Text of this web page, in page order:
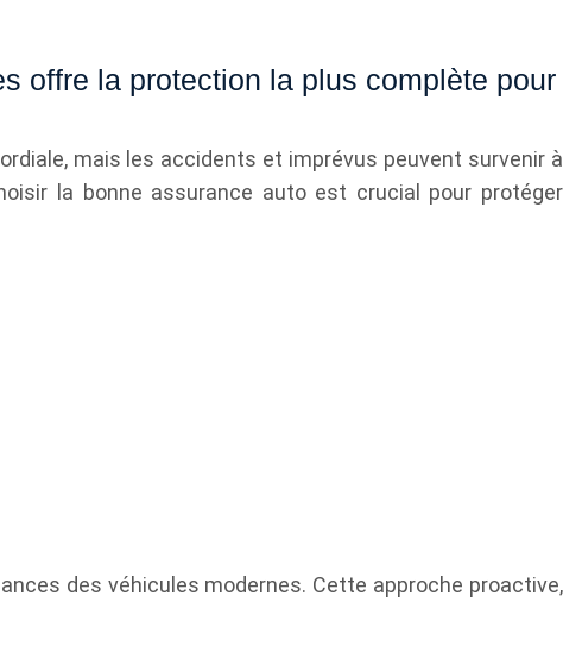
offre la protection la plus complète pour
mais les accidents et imprévus peuvent survenir à
la bonne assurance auto est crucial pour protéger
des véhicules modernes. Cette approche proactive,